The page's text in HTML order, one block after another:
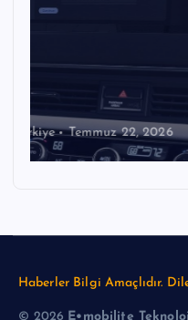
AKTÜEL
emobilite türkiye
Haberler Bilgi Amaçlıdır.
© 2026 E•mobilite